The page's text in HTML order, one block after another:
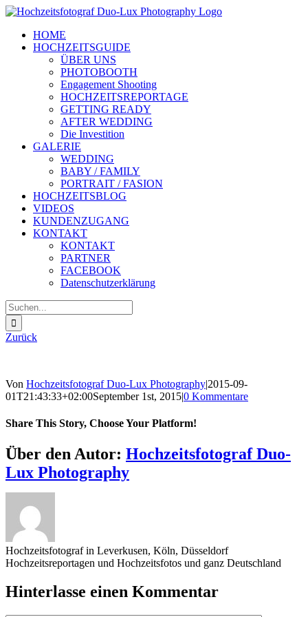
Zum
springenHOME
HOCHZEITSGUIDE
ÜBER UNS
PHOTOBOOTH
Engagement Shooting
HOCHZEITSREPORTAGE
GETTING READY
AFTER WEDDING
Die Investition
GALERIE
WEDDING
BABY / FAMILY
PORTRAIT / FASION
HOCHZEITSBLOG
VIDEOS
KUNDENZUGANG
KONTAKT
KONTAKT
PARTNER
FACEBOOK
Datenschutzerklärung
Suche
nach:
Zurück
Von Hochzeitsfotograf Duo-Lux Photography|2015-09-
01T21:43:33+02:00September 1st, 2015|0 Kommentare
Share This Story, Choose Your Platform!
Sharing_facebook
Sharing_twitter
Sharing_reddit
Über den Autor: Hochzeitsfotograf Duo-
Lux Photography
Hochzeitsfotograf in Leverkusen, Köln, Düsseldorf
Hochzeitsreportagen und Hochzeitsfotos und ganz Deutschland
Hinterlasse einen Kommentar